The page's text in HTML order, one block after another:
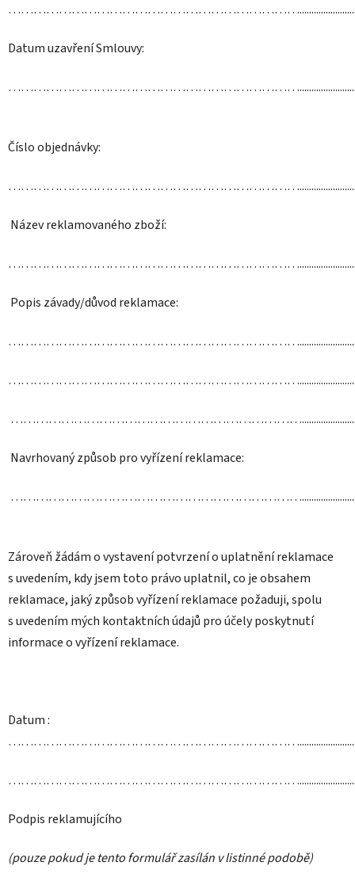
Datum uzavření Smlouvy:
Číslo objednávky:
Název reklamovaného zboží:
Popis závady/důvod reklamace:
Navrhovaný způsob pro vyřízení reklamace:
Zároveň žádám o vystavení potvrzení o uplatnění reklamace
s uvedením, kdy jsem toto právo uplatnil, co je obsahem
reklamace, jaký způsob vyřízení reklamace požaduji, spolu
s uvedením mých kontaktních údajů pro účely poskytnutí
informace o vyřízení reklamace.
Datum :
Podpis reklamujícího
(pouze pokud je tento formulář zasílán v listinné podobě)